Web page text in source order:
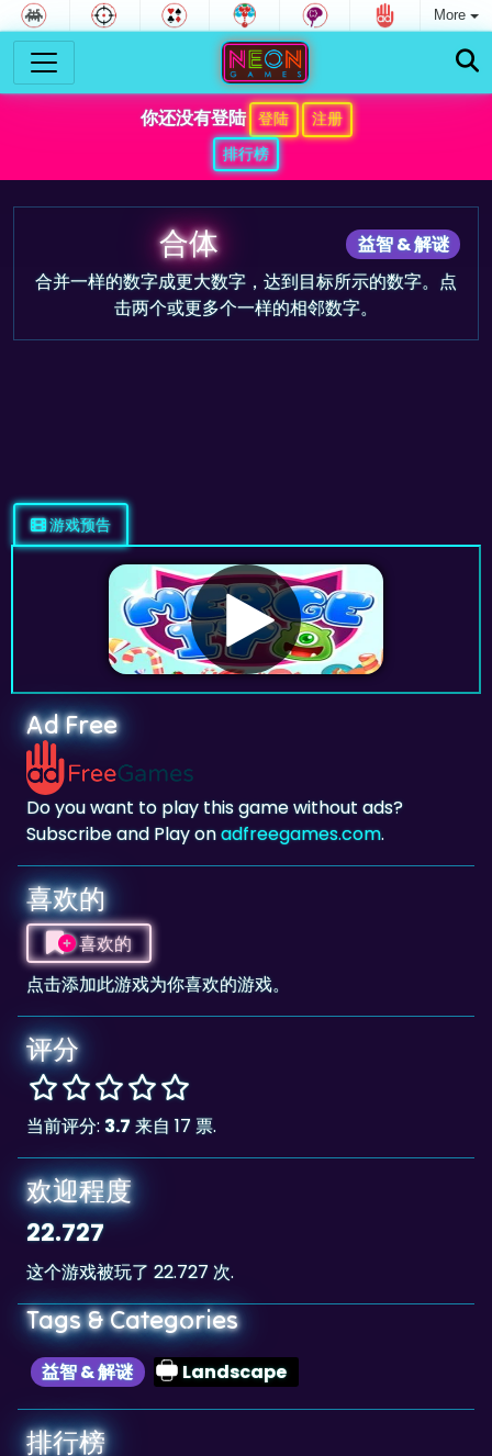
More
你还没有登陆 登陆
注册
排行榜
益智 & 解谜
合体
合并一样的数字成更大数字，达到目标所示的数字。点
击两个或更多个一样的相邻数字。
Ad Free
Do you want to play this game without ads?
Subscribe and Play on
喜欢的
喜欢的
点击添加此游戏为你喜欢的游戏。
评分
当前评分: 3.7 来自 17 票.
欢迎程度
22.727
这个游戏被玩了 22.727 次.
Tags & Categories
益智 & 解谜 Landscape
排行榜
54,529